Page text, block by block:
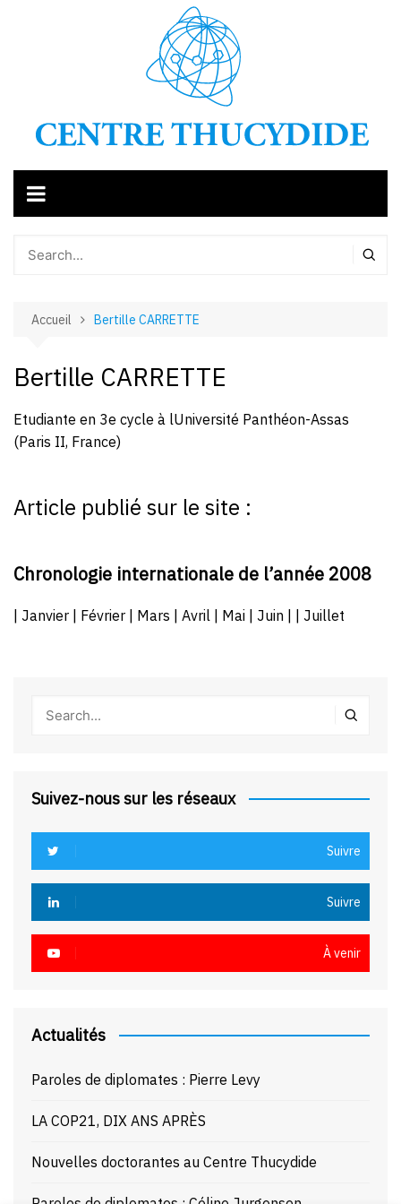
Accueil Bertille CARRETTE
Bertille CARRETTE
Etudiante en 3e cycle à lUniversité Panthéon-Assas
(Paris II, France)
Article publié sur le site :
Chronologie internationale de l’année 2008
| Janvier | Février | Mars | Avril | Mai | Juin | | Juillet
Suivez-nous sur les réseaux
Suivre
Suivre
À venir
Actualités
Paroles de diplomates : Pierre Levy
LA COP21, DIX ANS APRÈS
Nouvelles doctorantes au Centre Thucydide